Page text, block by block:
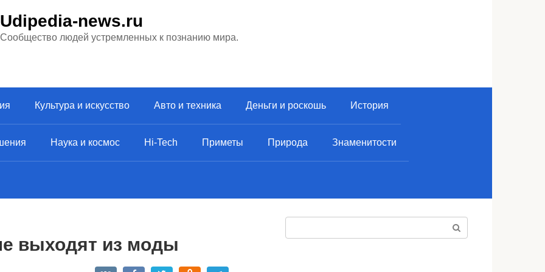
Udipedia-news.ru
Сообщество людей устремленных к познанию мира.
Культура и искусство Авто и техника Деньги и роскошь История
Наука и космос Hi-Tech Приметы Природа Знаменитости
выходят из моды